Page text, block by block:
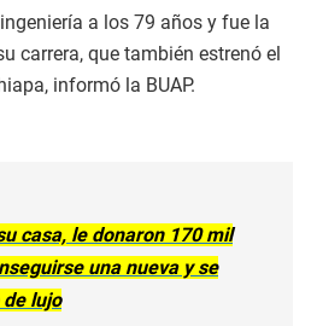
a los 79 años y fue la
carrera, que también estrenó el
informó la BUAP.
casa, le donaron 170 mil
una nueva y se
lujo